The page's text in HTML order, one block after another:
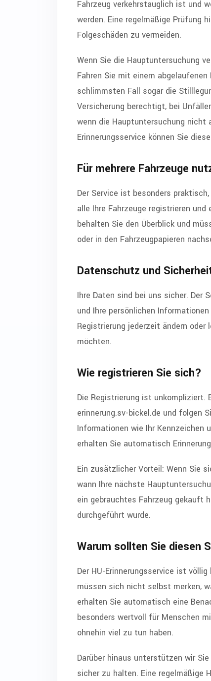
Fahrzeug verkehrstauglich ist und
werden. Eine regelmäßige Prüfung
Folgeschäden zu vermeiden.
Wenn Sie die Hauptuntersuchung
Fahren Sie mit einem
schlimmsten Fall sogar die
Versicherung berechtigt, bei
wenn die Hauptuntersuchung
Erinnerungsservice können Sie
Für mehrere Fahrzeuge
Der Service ist besonders
alle Ihre Fahrzeuge registrieren
behalten Sie den Überblick und
oder in den Fahrzeugpapieren
Datenschutz und
Ihre Daten sind bei uns sicher. Der
und Ihre persönlichen
Registrierung jederzeit ändern
möchten.
Wie registrieren Sie sich?
Die Registrierung ist unkompliziert.
erinnerung.sv-bickel.de und folgen
Informationen wie Ihr Kennzeichen
erhalten Sie automatisch
Ein zusätzlicher Vorteil: Wenn Sie
wann Ihre nächste
ein gebrauchtes Fahrzeug gekauft
durchgeführt wurde.
Warum sollten Sie diesen
Der HU-Erinnerungsservice ist
müssen sich nicht selbst merken,
erhalten Sie automatisch eine
besonders wertvoll für Menschen
ohnehin viel zu tun haben.
Darüber hinaus unterstützen wir
sicher zu halten. Eine regelmäßige